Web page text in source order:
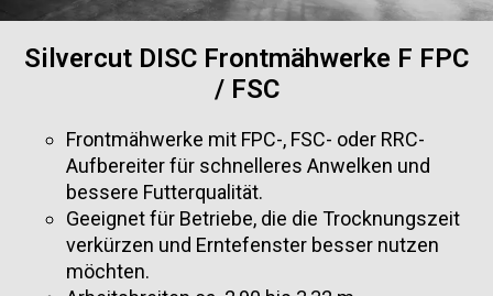
Silvercut DISC Frontmähwerke F FPC
/ FSC
Frontmähwerke mit FPC-, FSC- oder RRC-
Aufbereiter für schnelleres Anwelken und
bessere Futterqualität.
Geeignet für Betriebe, die die Trocknungszeit
verkürzen und Erntefenster besser nutzen
möchten.